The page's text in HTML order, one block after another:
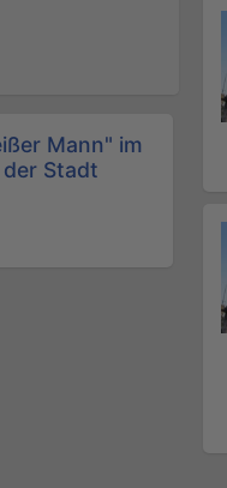
Mann" im
Stadt